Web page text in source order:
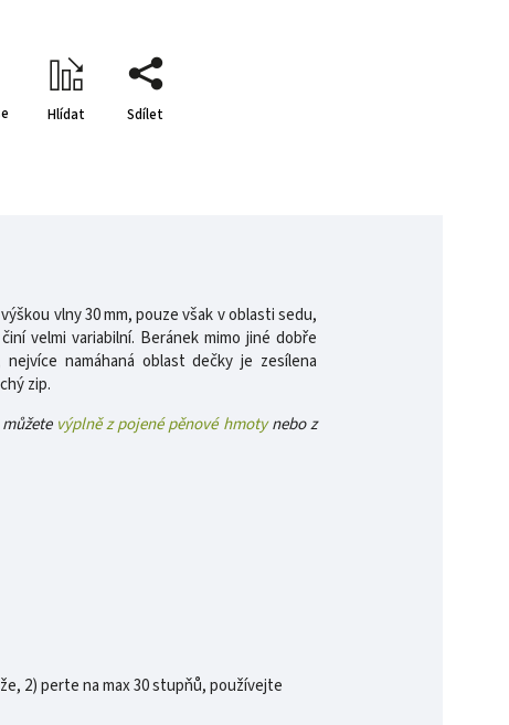
Hlídat Sdílet
vlny 30 mm, pouze však v oblasti sedu,
velmi variabilní. Beránek mimo jiné dobře
namáhaná oblast dečky je zesílena
zip.
výplně z pojené pěnové hmotynebo z
2) perte na max 30 stupňů, používejte